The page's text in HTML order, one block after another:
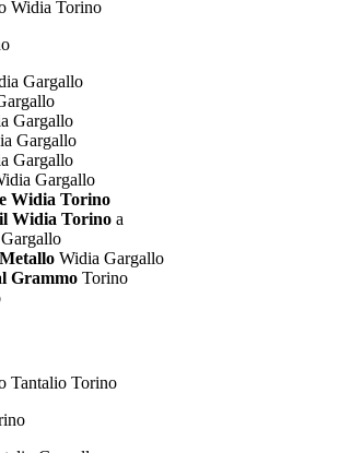
Gargallo
Gargallo
Gargallo
Gargallo
Gargallo
Widia Torino
Widia Torino a
Widia Gargallo
Grammo Torino